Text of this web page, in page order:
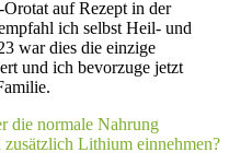
auf Rezept in der
ich selbst Heil- und
war dies die einzige
und ich bevorzuge jetzt
die normale Nahrung
Lithium einnehmen?